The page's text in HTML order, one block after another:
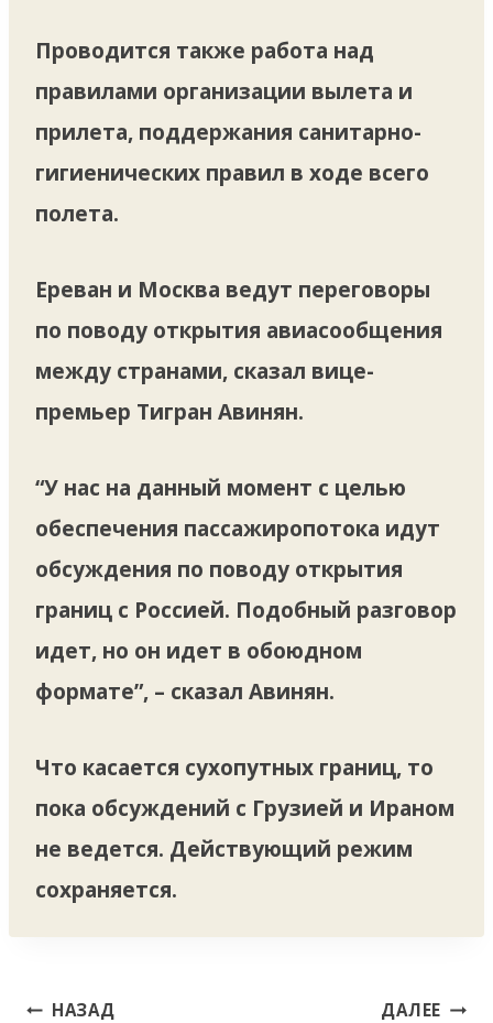
Проводится также работа над
правилами организации вылета и
прилета, поддержания санитарно-
гигиенических правил в ходе всего
полета.
Ереван и Москва ведут переговоры
по поводу открытия авиасообщения
между странами, сказал вице-
премьер Тигран Авинян.
“У нас на данный момент с целью
обеспечения пассажиропотока идут
обсуждения по поводу открытия
границ с Россией. Подобный разговор
идет, но он идет в обоюдном
формате”, – сказал Авинян.
Что касается сухопутных границ, то
пока обсуждений с Грузией и Ираном
не ведется. Действующий режим
сохраняется.
Навигация
НАЗАД ДАЛЕЕ